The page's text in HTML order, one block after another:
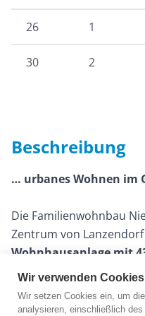
26 1
30 2
Beschreibung
… urbanes Wohnen im
Die Familienwohnbau
Zentrum von
Wohnhausanlage mit
Mietwohnungen mit
Tiefgarage, 4
Lagerraum errichtet.
Wir verwenden Cookies
Wir setzen Cookies ein, um
analysieren, einschließlich